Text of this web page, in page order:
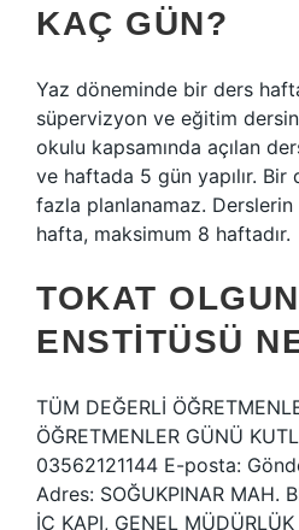
KAÇ GÜN?
Yaz döneminde bir ders
süpervizyon ve eğitim
okulu kapsamında açılan
ve haftada 5 gün yapılır.
fazla planlanamaz.
hafta, maksimum 8 haftadır.
TOKAT
ENSTITÜSÜ
TÜM DEĞERLİ
ÖĞRETMENLER GÜNÜ
03562121144 E-posta:
Adres: SOĞUKPINAR MAH.
İÇ KAPI, GENEL